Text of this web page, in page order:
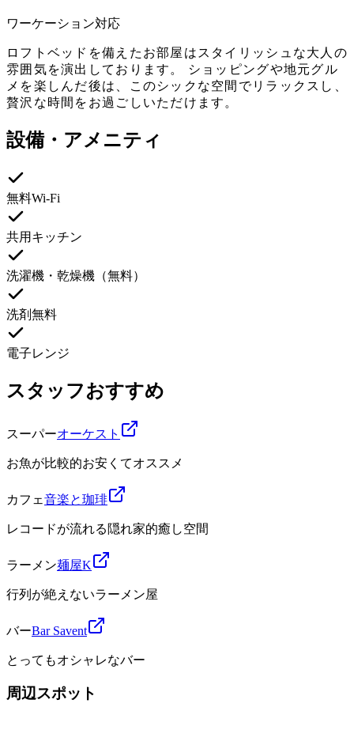
ワーケーション対応
ロフトベッドを備えたお部屋はスタイリッシュな大人の
雰囲気を演出しております。 ショッピングや地元グル
メを楽しんだ後は、このシックな空間でリラックスし、
贅沢な時間をお過ごしいただけます。
設備・アメニティ
無料Wi-Fi
共用キッチン
洗濯機・乾燥機（無料）
洗剤無料
電子レンジ
スタッフおすすめ
スーパーオーケスト
お魚が比較的お安くてオススメ
カフェ音楽と珈琲
レコードが流れる隠れ家的癒し空間
ラーメン麺屋K
行列が絶えないラーメン屋
バーBar Savent
とってもオシャレなバー
周辺スポット